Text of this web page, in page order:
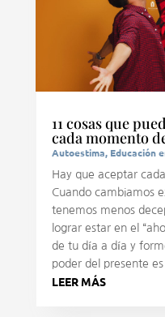
11 cosas que
cada momento
Autoestima, Educación
Hay que aceptar
Cuando cambiamos
tenemos menos
lograr estar en el
de tu día a día y
poder del presente
LEER MÁS